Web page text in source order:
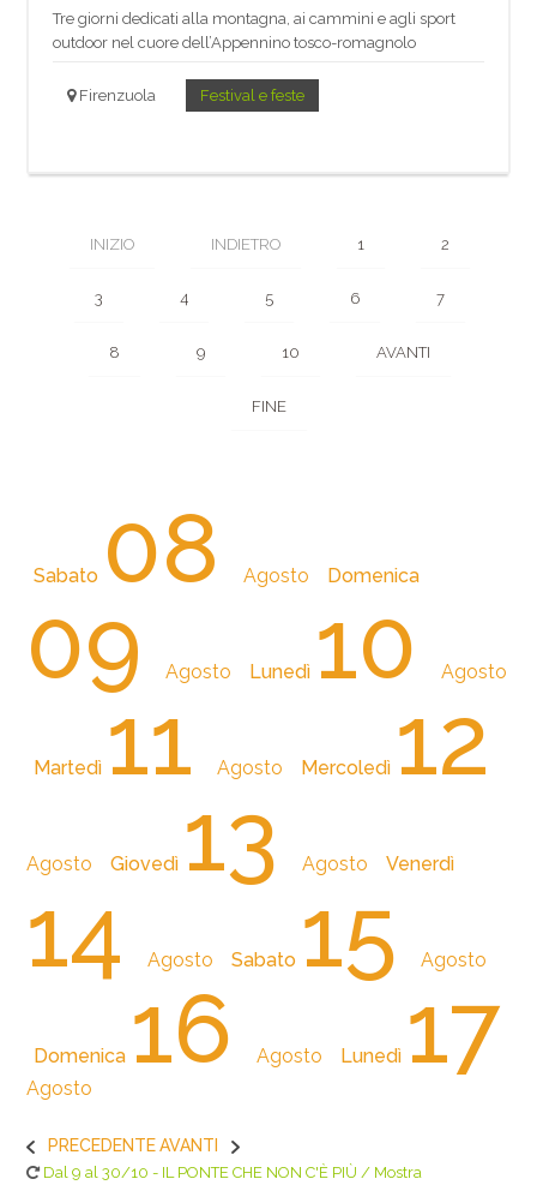
Tre giorni dedicati alla montagna, ai cammini e agli sport
outdoor nel cuore dell’Appennino tosco-romagnolo
Firenzuola Festival e feste
INIZIO INDIETRO 1 2
3 4 5 6 7
8 9 10 AVANTI
FINE
Sabato 08Agosto Domenica
09Agosto Lunedì 10Agosto
Martedì 11Agosto Mercoledì 12
Agosto Giovedì 13Agosto Venerdì
14Agosto Sabato 15Agosto
Domenica 16Agosto Lunedì 17
Agosto
PRECEDENTE AVANTI
Dal 9 al 30/10 - IL PONTE CHE NON C'È PIÙ / Mostra